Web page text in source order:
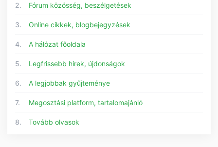
2. Fórum közösség, beszélgetések
3. Online cikkek, blogbejegyzések
4. A hálózat főoldala
5. Legfrissebb hírek, újdonságok
6. A legjobbak gyűjteménye
7. Megosztási platform, tartalomajánló
8. Tovább olvasok